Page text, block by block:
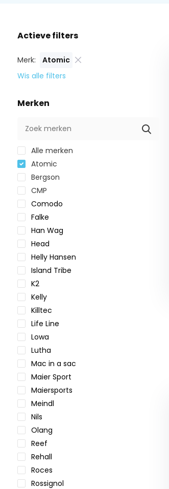
Actieve filters
Merk:
Atomic
Wis alle filters
Merken
Alle merken
Atomic
Bergson
CMP
Comodo
Falke
Han Wag
Head
Helly Hansen
Island Tribe
K2
Kelly
Killtec
Life Line
Lowa
Lutha
Mac in a sac
Maier Sport
Maiersports
Meindl
Nils
Olang
Reef
Rehall
Roces
Rossignol